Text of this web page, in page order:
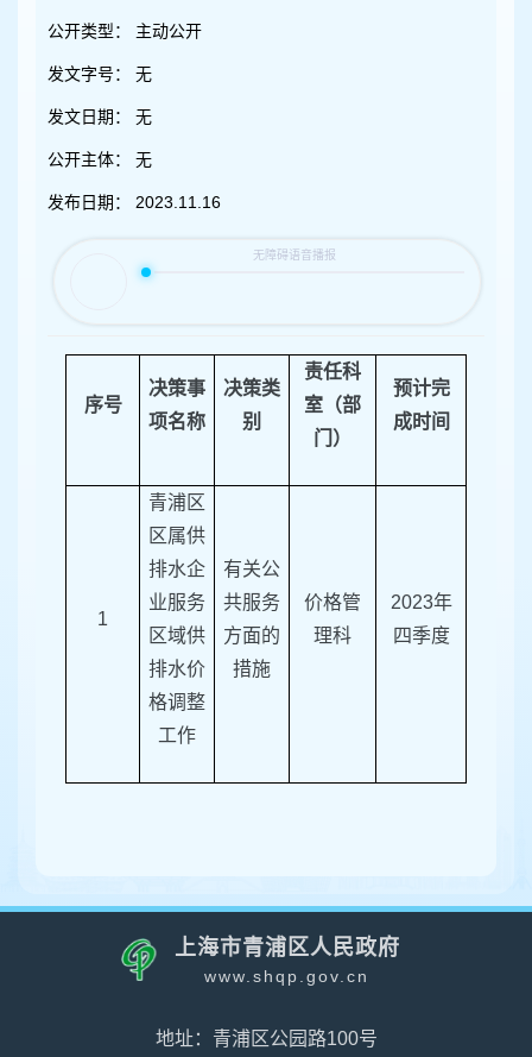
公开类型： 主动公开
发文字号： 无
发文日期： 无
公开主体： 无
发布日期： 2023.11.16
序号
决策事
项名称
决策类
别
责任科
室（部
门）
预计完
成时间
1
青浦区
区属供
排水企
业服务
区域供
排水价
格调整
工作
有关公
共服务
方面的
措施
价格管
理科
2023年
四季度
上海市青浦区人民政府
www.shqp.gov.cn
地址：青浦区公园路100号